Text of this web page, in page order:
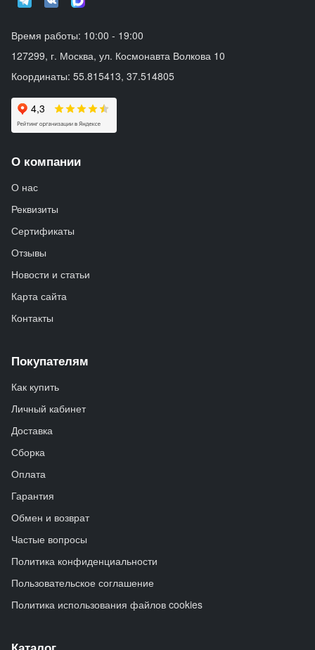
Время работы: 10:00 - 19:00
127299, г. Москва, ул. Космонавта Волкова 10
Координаты: 55.815413, 37.514805
О компании
О нас
Реквизиты
Сертификаты
Отзывы
Новости и статьи
Карта сайта
Контакты
Покупателям
Как купить
Личный кабинет
Доставка
Сборка
Оплата
Гарантия
Обмен и возврат
Частые вопросы
Политика конфиденциальности
Пользовательское соглашение
Политика использования файлов cookies